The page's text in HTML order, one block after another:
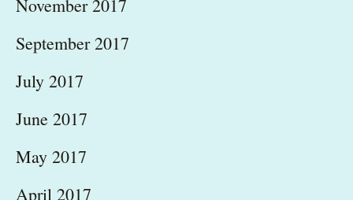
November 2017
September 2017
July 2017
June 2017
May 2017
April 2017